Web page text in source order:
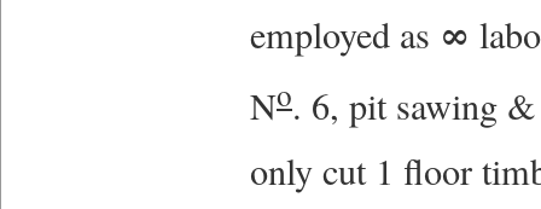
employed as ∞
No. 6, pit sawing
only cut 1 floor